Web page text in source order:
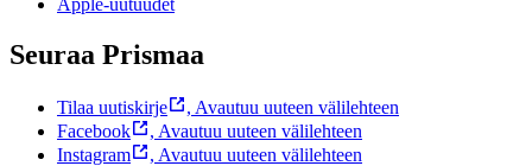
Apple-uutuudet
Seuraa Prismaa
Tilaa uutiskirje , Avautuu uuteen välilehteen
Facebook
, Avautuu uuteen välilehteen
Instagram
, Avautuu uuteen välilehteen